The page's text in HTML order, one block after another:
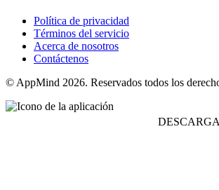
Política de privacidad
Términos del servicio
Acerca de nosotros
Contáctenos
© AppMind 2026. Reservados todos los